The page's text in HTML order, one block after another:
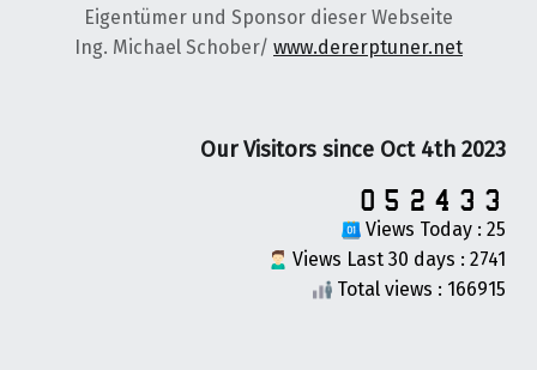
Eigentümer und Sponsor dieser Webseite
Ing. Michael Schober/ www.dererptuner.net
Our Visitors since Oct 4th 2023
Views Today : 25
Views Last 30 days : 2741
Total views : 166915